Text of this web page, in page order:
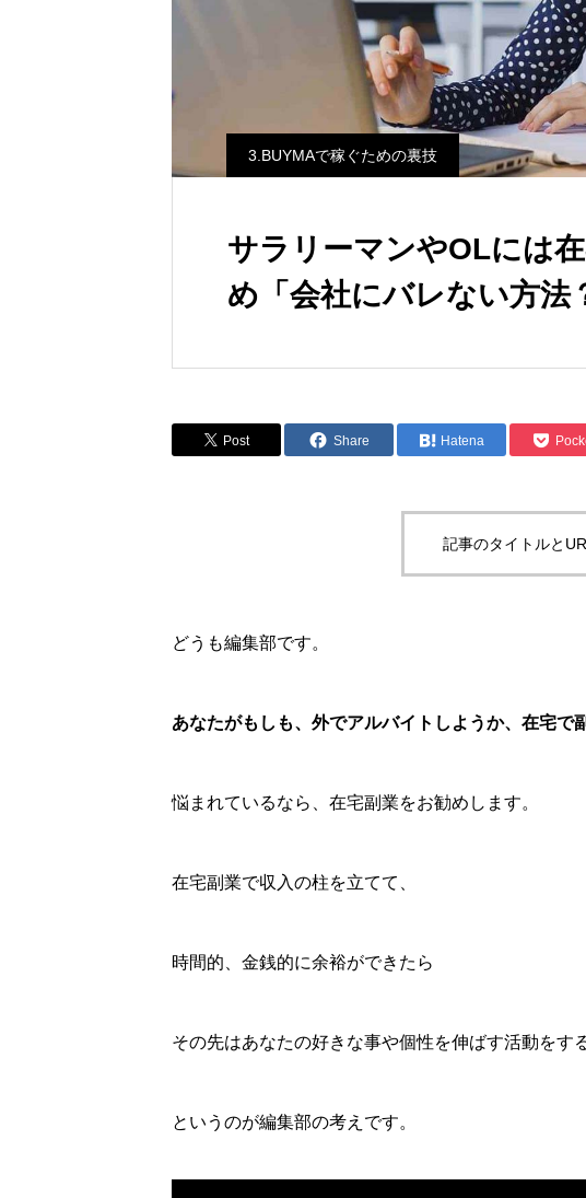
3.BUYMAで稼ぐための裏技
サラリーマンやOLには
め「会社にバレない方法
Post Share Hatena
記事のタイトルと
どうも編集部です。
あなたがもしも、外でアルバイトしようか、在宅で
悩まれているなら、在宅副業をお勧めします。
在宅副業で収入の柱を立てて、
時間的、金銭的に余裕ができたら
その先はあなたの好きな事や個性を伸ばす活動をす
というのが編集部の考えです。